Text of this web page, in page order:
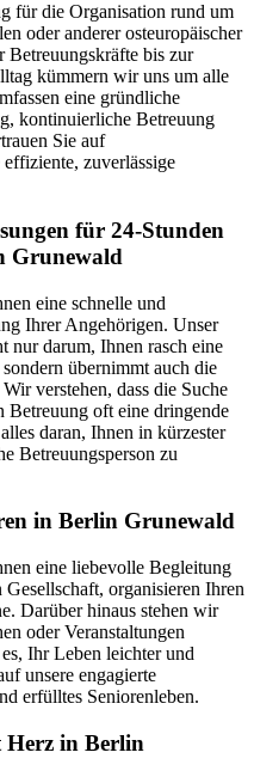
für die Organisation rund um
oder anderer osteuropäischer
Betreuungskräfte bis zur
kümmern wir uns um alle
eine gründliche
kontinuierliche Betreuung
Sie auf
zuverlässige
für 24-Stunden
Grunewald
eine schnelle und
Ihrer Angehörigen. Unser
nur darum, Ihnen rasch eine
übernimmt auch die
verstehen, dass die Suche
Betreuung oft eine dringende
daran, Ihnen in kürzester
Betreuungsperson zu
in Berlin Grunewald
eine liebevolle Begleitung
organisieren Ihren
Darüber hinaus stehen wir
oder Veranstaltungen
Ihr Leben leichter und
unsere engagierte
erfülltes Seniorenleben.
Herz in Berlin